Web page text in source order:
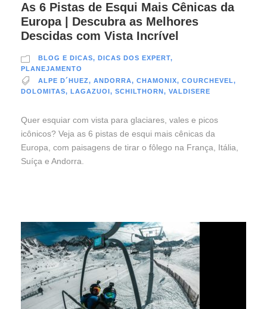
As 6 Pistas de Esqui Mais Cênicas da
Europa | Descubra as Melhores
Descidas com Vista Incrível
BLOG E DICAS, DICAS DOS EXPERT,
PLANEJAMENTO
ALPE D´HUEZ, ANDORRA, CHAMONIX, COURCHEVEL,
DOLOMITAS, LAGAZUOI , SCHILTHORN , VALDISERE
Quer esquiar com vista para glaciares, vales e picos
icônicos? Veja as 6 pistas de esqui mais cênicas da
Europa, com paisagens de tirar o fôlego na França, Itália,
Suíça e Andorra.